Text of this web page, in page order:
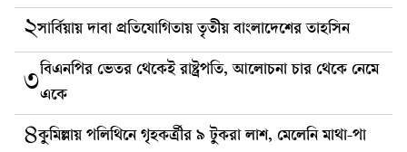
২সার্বিয়ায় দাবা প্রতিযোগিতায় তৃতীয় বাংলাদেশের তাহসিন
৩বিএনপির ভেতর থেকেই রাষ্ট্রপতি, আলোচনা চার থেকে নেমে
একে
৪কুমিল্লায় পলিথিনে গৃহকর্ত্রীর ৯ টুকরা লাশ, মেলেনি মাথা-পা